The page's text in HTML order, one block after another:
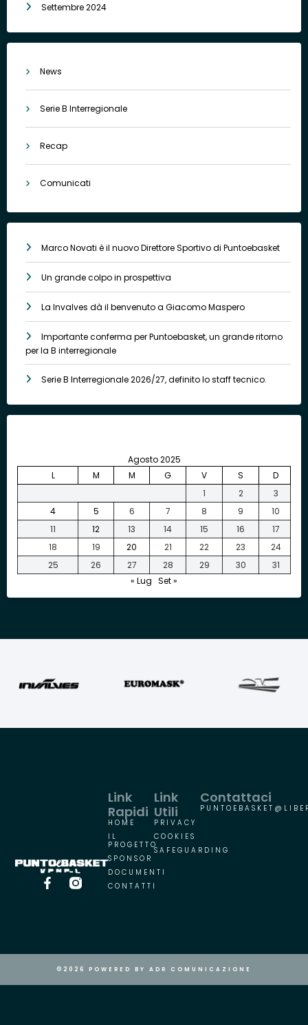
Settembre 2024
News
Serie B Interregionale
Recap
Comunicati
Marco Novati è il nuovo Direttore Sportivo di Puntoebasket
Un grande colpo in prospettiva
La Invalves dà il benvenuto a Giacomo Maspero
Importante conferma per Puntoebasket, un grande ritorno
per la B interregionale
Serie B Interregionale 2026/27, definito lo staff tecnico.
Agosto 2025
L
M M G V S
D
1
2
3
4
5 6 7 8 9
10
11
12 13 14 15 16
17
18
19 20 21 22 23
24
25
26 27 28 29 30
31
« Lug Set »
Link
Utili
PRIVACY
COOKIES
SAFEGUARDING
Link
Rapidi
HOME
IL
PROGETTO
SPONSOR
DOCUMENTI
CONTATTI
Contattaci
©2026 POWERED BY ADR COMUNICAZIONE